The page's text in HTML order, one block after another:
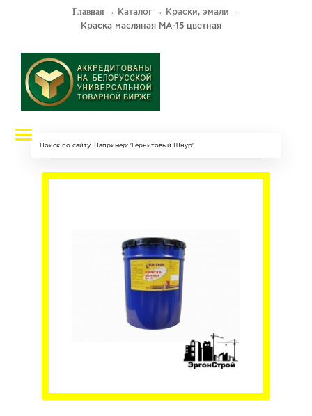
Каталог
Краски, эмали
Краска масляная МА-15 цветная